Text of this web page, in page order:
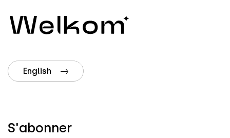
English
S'abonner